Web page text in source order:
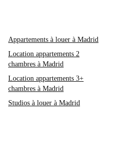
Appartements à louer à Madrid
Location appartements 2
chambres à Madrid
Location appartements 3+
chambres à Madrid
Studios à louer à Madrid